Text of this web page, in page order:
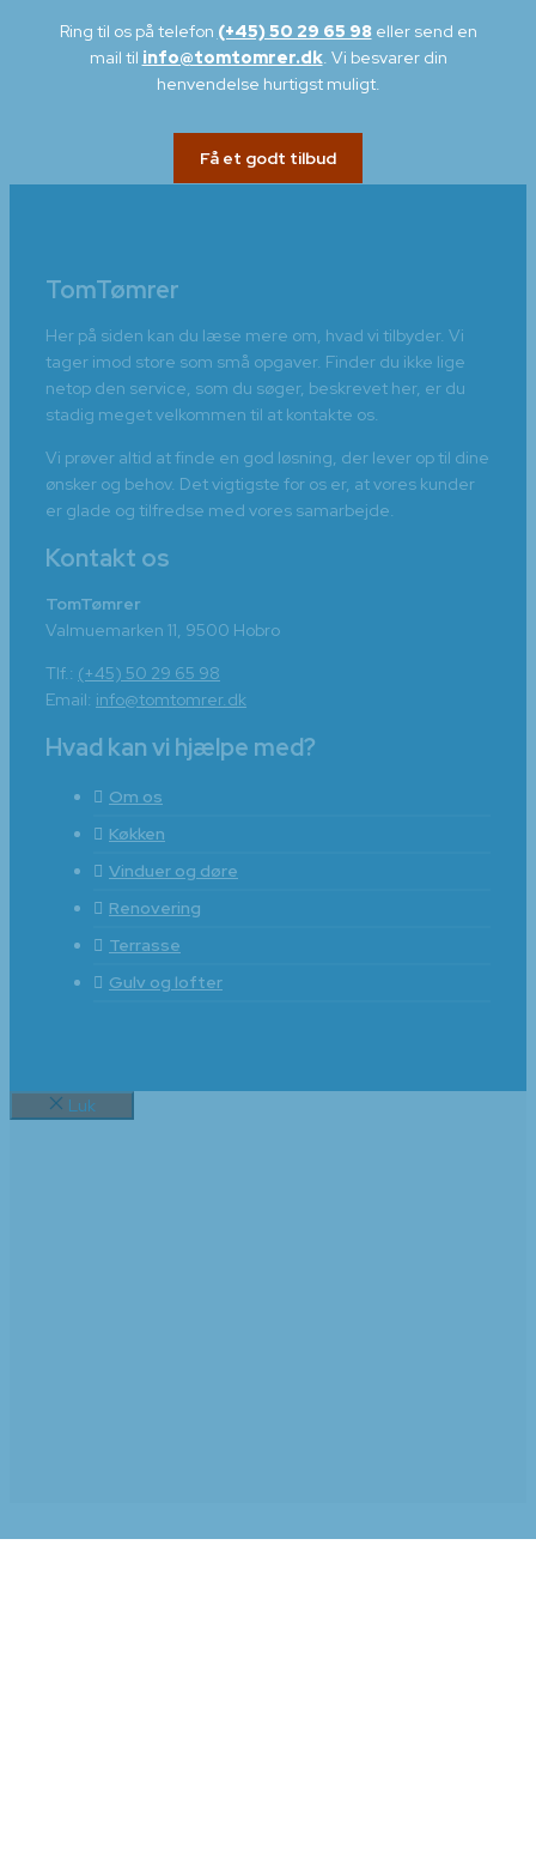
Ring til os på telefon (+45) 50 29 65 98eller send en
mail til info@tomtomrer.dk. Vi besvarer din
henvendelse hurtigst muligt.
Få et godt tilbud
TomTømrer
Her på siden kan du læse mere om, hvad vi tilbyder. Vi
tager imod store som små opgaver. Finder du ikke lige
netop den service, som du søger, beskrevet her, er du
stadig meget velkommen til at kontakte os.
Vi prøver altid at finde en god løsning, der lever op til dine
ønsker og behov. Det vigtigste for os er, at vores kunder
er glade og tilfredse med vores samarbejde.
Kontakt os
TomTømrer
Valmuemarken 11, 9500 Hobro
Tlf.: (+45) 50 29 65 98
Email: info@tomtomrer.dk
Hvad kan vi hjælpe med?
Om os
Køkken
Vinduer og døre
Renovering
Terrasse
Gulv og lofter
Luk